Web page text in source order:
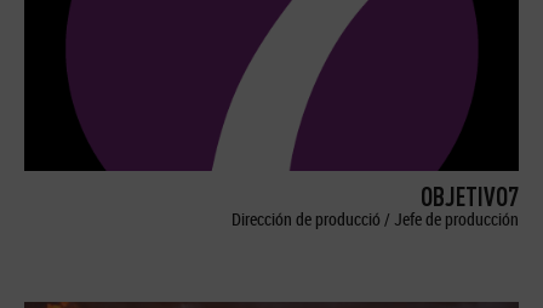
OBJETIVO7
Dirección de producció / Jefe de producción